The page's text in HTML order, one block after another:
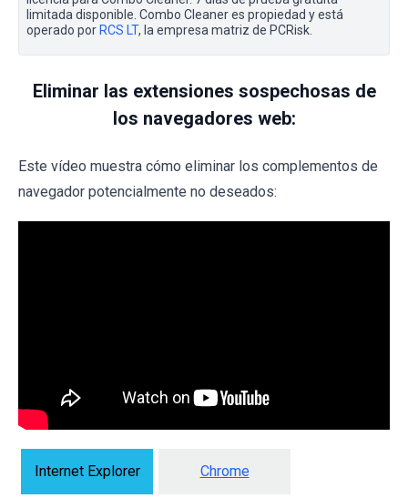
limitada disponible. Combo Cleaner es propiedad y está
operado por RCS LT, la empresa matriz de PCRisk.
Eliminar las extensiones sospechosas de
los navegadores web:
Este vídeo muestra cómo eliminar los complementos de
navegador potencialmente no deseados:
Internet Explorer Chrome